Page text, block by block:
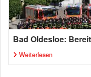
Bad Oldesloe:
Weiterlesen